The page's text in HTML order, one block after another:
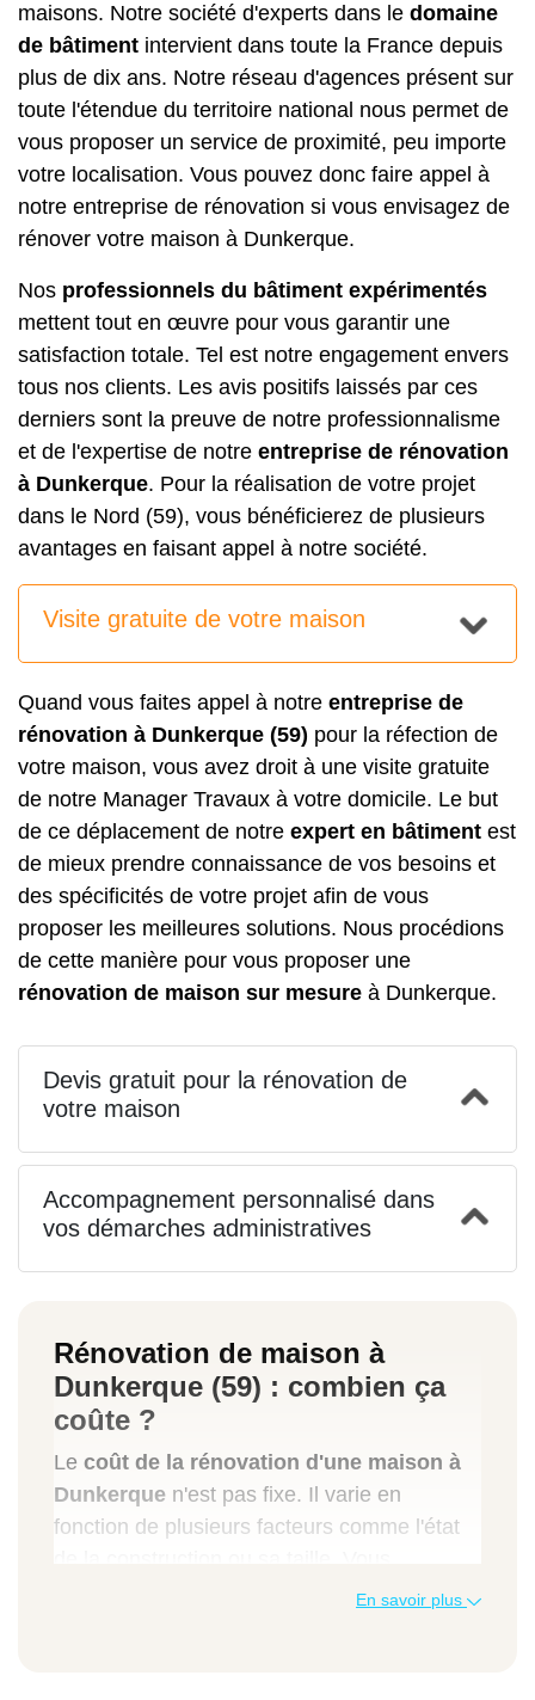
maisons. Notre société d'experts dans le domaine
de bâtiment intervient dans toute la France depuis
plus de dix ans. Notre réseau d'agences présent sur
toute l'étendue du territoire national nous permet de
vous proposer un service de proximité, peu importe
votre localisation. Vous pouvez donc faire appel à
notre entreprise de rénovation si vous envisagez de
rénover votre maison à Dunkerque.
Nos professionnels du bâtiment expérimentés
mettent tout en œuvre pour vous garantir une
satisfaction totale. Tel est notre engagement envers
tous nos clients. Les avis positifs laissés par ces
derniers sont la preuve de notre professionnalisme
et de l'expertise de notre entreprise de rénovation
à Dunkerque. Pour la réalisation de votre projet
dans le Nord (59), vous bénéficierez de plusieurs
avantages en faisant appel à notre société.
Visite gratuite de votre maison
Quand vous faites appel à notre entreprise de
rénovation à Dunkerque (59) pour la réfection de
votre maison, vous avez droit à une visite gratuite
de notre Manager Travaux à votre domicile. Le but
de ce déplacement de notre expert en bâtiment est
de mieux prendre connaissance de vos besoins et
des spécificités de votre projet afin de vous
proposer les meilleures solutions. Nous procédions
de cette manière pour vous proposer une
rénovation de maison sur mesure à Dunkerque.
Devis gratuit pour la rénovation de
votre maison
Accompagnement personnalisé dans
vos démarches administratives
Rénovation de maison à
Dunkerque (59) : combien ça
coûte ?
Le coût de la rénovation d'une maison à
Dunkerque n'est pas fixe. Il varie en
fonction de plusieurs facteurs comme l'état
trouverez dans le tableau suivant quelques
En savoir plus